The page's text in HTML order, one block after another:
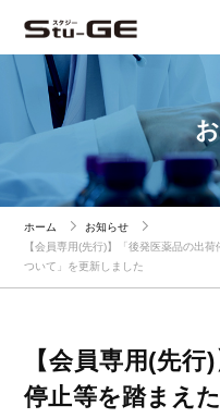
ホーム
お知らせ
【会員専用(先行)】「後発医薬品の出
ついて」を更新しました
【会員専用(先
停止等を踏まえ